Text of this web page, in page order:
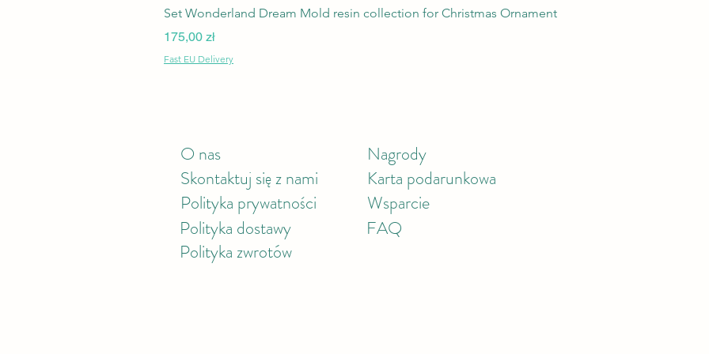
Podgląd
Set Wonderland Dream Mold resin collection for Christmas Ornament
Cena
175,00 zł
Fast EU Delivery
O nas
Skontaktuj się z nami
Polityka prywatności
Polityka dostawy
Polityka zwrotów
Nagrody
Karta podarunkowa
Wsparcie
FAQ